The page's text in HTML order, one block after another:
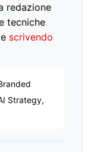
redazione
tecniche
scrivendo
Strategy,